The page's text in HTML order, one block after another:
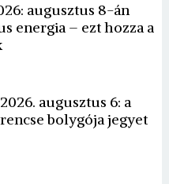
augusztus 8-án
energia – ezt hozza a
augusztus 6: a
bolygója jegyet